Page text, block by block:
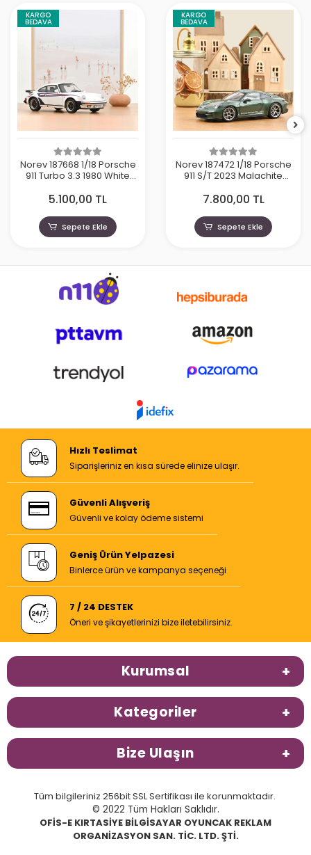
KARGO
BEDAVA
Norev 187668 1/18 Porsche
911 Turbo 3.3 1980 White
5.100,00 TL
Sepete Ekle
KARGO
BEDAVA
Norev 187472 1/18 Porsche
911 S/T 2023 Malachite
7.800,00 TL
Sepete Ekle
Hızlı Teslimat
Siparişleriniz en kısa sürede elinize ulaşır.
Güvenli Alışveriş
Güvenli ve kolay ödeme sistemi
Geniş Ürün Yelpazesi
Binlerce ürün ve kampanya seçeneği
7 / 24 DESTEK
Öneri ve şikayetlerinizi bize iletebilirsiniz.
Kurumsal
Kategoriler
Bize Ulaşın
Tüm bilgileriniz 256bit SSL Sertifikası ile korunmaktadır.
© 2022 Tüm Hakları Saklıdır.
OFİS-E KIRTASİYE BİLGİSAYAR OYUNCAK REKLAM
ORGANİZASYON SAN. TİC. LTD. ŞTİ.